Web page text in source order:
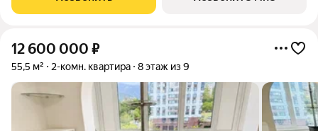
собственной курортной инфраструктурой,
12 600 000 ₽
55,5 м² 2-комн. квартира 8 этаж из 9